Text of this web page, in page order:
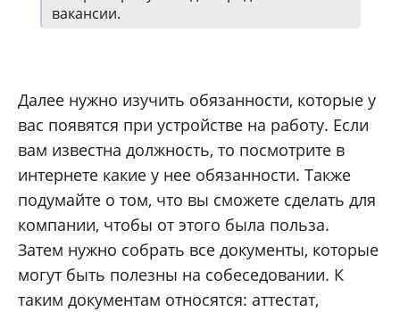
вакансии.
Далее нужно изучить обязанности, которые у
вас появятся при устройстве на работу. Если
вам известна должность, то посмотрите в
интернете какие у нее обязанности. Также
подумайте о том, что вы сможете сделать для
компании, чтобы от этого была польза.
Затем нужно собрать все документы, которые
могут быть полезны на собеседовании. К
таким документам относятся: аттестат,